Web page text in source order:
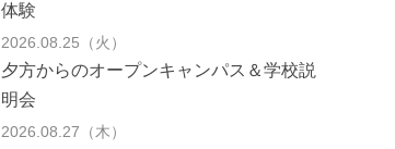
体験
2026.08.25（火）
夕方からのオープンキャンパス＆学校説
明会
2026.08.27（木）